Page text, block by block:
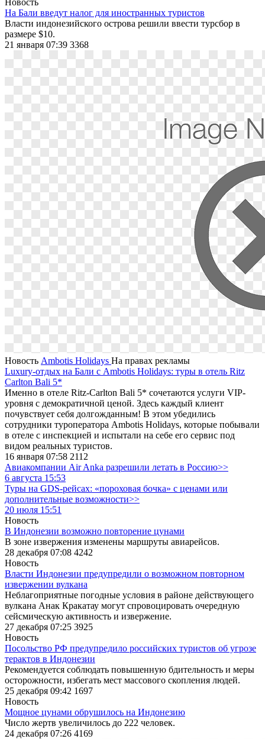
На Бали введут налог для иностранных туристов
Власти индонезийского острова решили ввести турсбор в
размере $10.
21 января 07:39 3368
Новость Ambotis Holidays На правах рекламы
Luxury-отдых на Бали с Ambotis Holidays: туры в отель Ritz
Carlton Bali 5*
Именно в отеле Ritz-Carlton Bali 5* сочетаются услуги VIP-
уровня с демократичной ценой. Здесь каждый клиент
почувствует себя долгожданным! В этом убедились
сотрудники туроператора Ambotis Holidays, которые побывали
в отеле с инспекцией и испытали на себе его сервис под
видом реальных туристов.
16 января 07:58 2112
Авиакомпании Air Anka разрешили летать в Россию>>
6 августа 15:53
Туры на GDS-рейсах: «пороховая бочка» с ценами или
дополнительные возможности>>
20 июля 15:51
Новость
В Индонезии возможно повторение цунами
В зоне извержения изменены маршруты авиарейсов.
28 декабря 07:08 4242
Новость
Власти Индонезии предупредили о возможном повторном
извержении вулкана
Неблагоприятные погодные условия в районе действующего
вулкана Анак Кракатау могут спровоцировать очередную
сейсмическую активность и извержение.
27 декабря 07:25 3925
Новость
Посольство РФ предупредило российских туристов об угрозе
терактов в Индонезии
Рекомендуется соблюдать повышенную бдительность и меры
осторожности, избегать мест массового скопления людей.
25 декабря 09:42 1697
Новость
Мощное цунами обрушилось на Индонезию
Число жертв увеличилось до 222 человек.
24 декабря 07:26 4169